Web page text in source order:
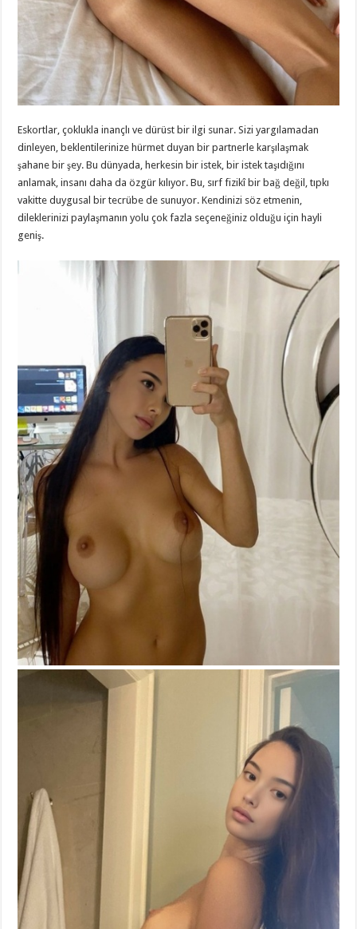
Eskortlar, çoklukla inançlı ve dürüst bir ilgi sunar. Sizi yargılamadan
dinleyen, beklentilerinize hürmet duyan bir partnerle karşılaşmak
şahane bir şey. Bu dünyada, herkesin bir istek, bir istek taşıdığını
anlamak, insanı daha da özgür kılıyor. Bu, sırf fizikî bir bağ değil, tıpkı
vakitte duygusal bir tecrübe de sunuyor. Kendinizi söz etmenin,
dileklerinizi paylaşmanın yolu çok fazla seçeneğiniz olduğu için hayli
geniş.